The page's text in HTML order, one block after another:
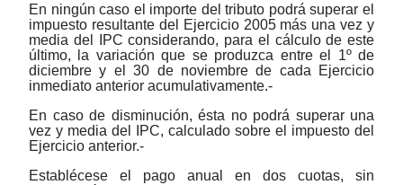
En ningún caso el importe del tributo podrá superar el
impuesto resultante del Ejercicio 2005 más una vez y
media del IPC considerando, para el cálculo de este
último, la variación que se produzca entre el 1º de
diciembre y el 30 de noviembre de cada Ejercicio
inmediato anterior acumulativamente.-
En caso de disminución, ésta no podrá superar una
vez y media del IPC, calculado sobre el impuesto del
Ejercicio anterior.-
Establécese el pago anual en dos cuotas, sin